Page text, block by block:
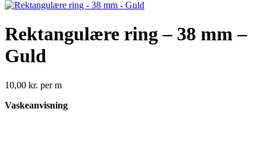
Rektangulære ring – 38 mm –
Guld
10,00 kr. per m
Vaskeanvisning